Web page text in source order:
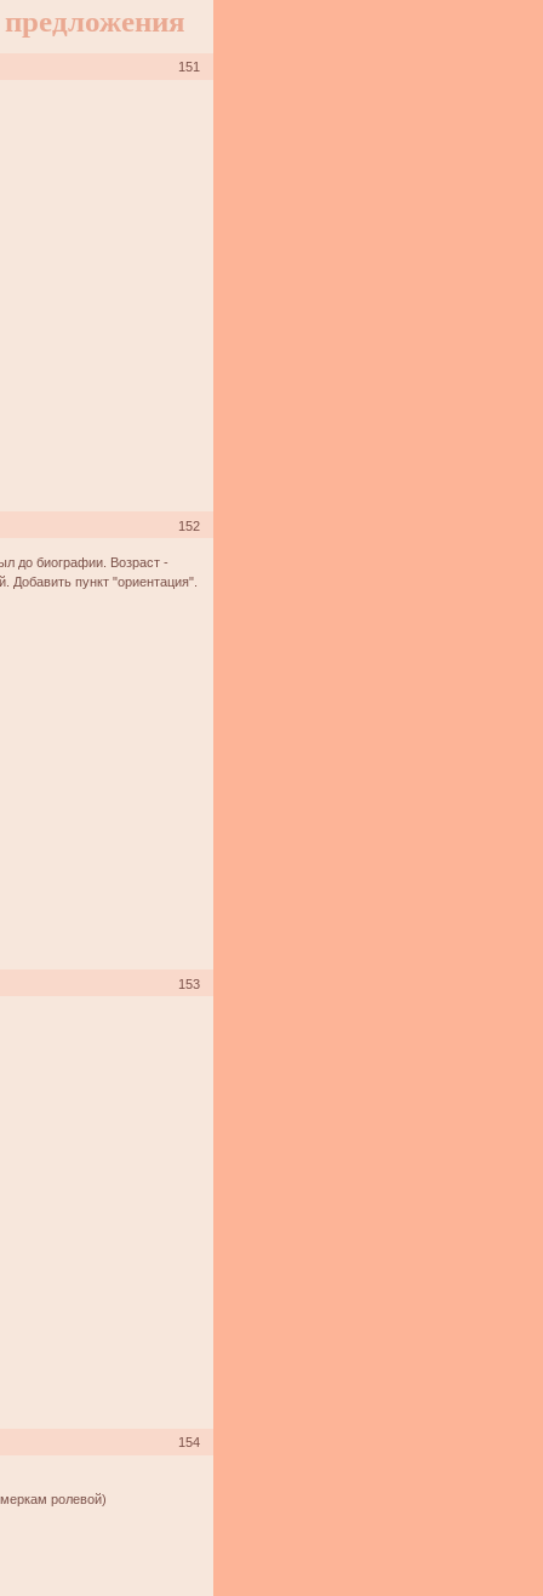
151
152
до биографии. Возраст -
Добавить пункт "ориентация".
153
154
ролевой)